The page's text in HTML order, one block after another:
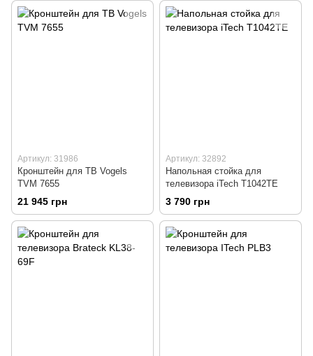
Артикул: 31986
Кронштейн для ТВ Vogels
TVM 7655
21 945 грн
Артикул: 32892
Напольная стойка для
телевизора iTech T1042TE
3 790 грн